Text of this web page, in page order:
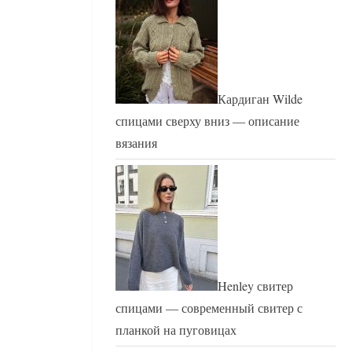
Кардиган Wilde
спицами сверху вниз — описание
вязания
Henley свитер
спицами — современный свитер с
планкой на пуговицах